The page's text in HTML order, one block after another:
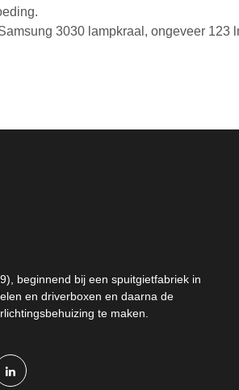
3030 lampkraal, ongeveer 123
beginnend bij een spuitgietfabriek in
en driverboxen en daarna de
te maken.